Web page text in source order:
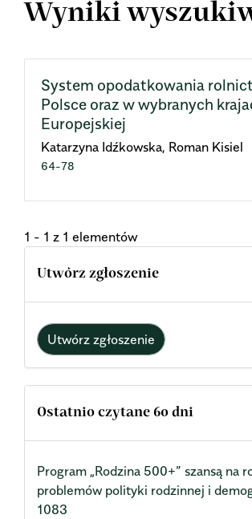
Wyniki
System opodatkowania
Polsce oraz w wybranych
Europejskiej
Katarzyna Idźkowska, Roman Kisiel
64-78
1 - 1 z 1 elementów
Utwórz zgłoszenie
Utwórz zgłoszenie
Ostatnio czytane 60 dni
Program „Rodzina 500+” szansą na
problemów polityki rodzinnej i
1083